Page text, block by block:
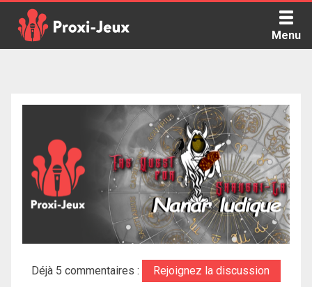
content
Menu
Déjà 5 commentaires : Rejoignez la discussion